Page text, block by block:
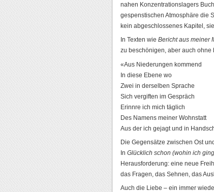
nahen Konzentrationslagers
gespenstischen Atmosphäre die
kein abgeschlossenes Kapitel,
In Texten wie Bericht aus meiner
zu beschönigen, aber auch
«Aus Niederungen kommend
In diese Ebene wo
Zwei in derselben Sprache
Sich vergiften im Gespräch
Erinnre ich mich täglich
Des Namens meiner Wohnstatt
Aus der ich gejagt und in
Die Gegensätze zwischen Ost
In Glücklich schon (wohin ich
Herausforderung: eine neue
das Fragen, das Sehnen, das
Auch die Liebe – ein immer